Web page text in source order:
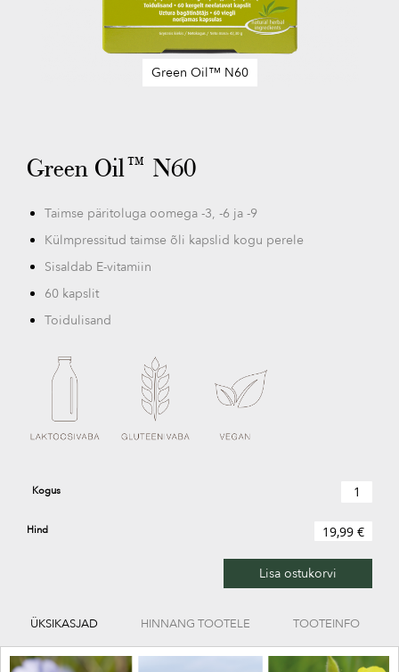
Green Oil™ N60
of
gallery
Green Oil™ N60
Taimse päritoluga oomega -3, -6 ja -9
Külmpressitud taimse õli kapslid kogu perele
Sisaldab E-vitamiin
60 kapslit
Toidulisand
Kogus
Hind 19,99 €
Lisa ostukorvi
ÜKSIKASJAD HINNANG TOOTELE TOOTEINFO